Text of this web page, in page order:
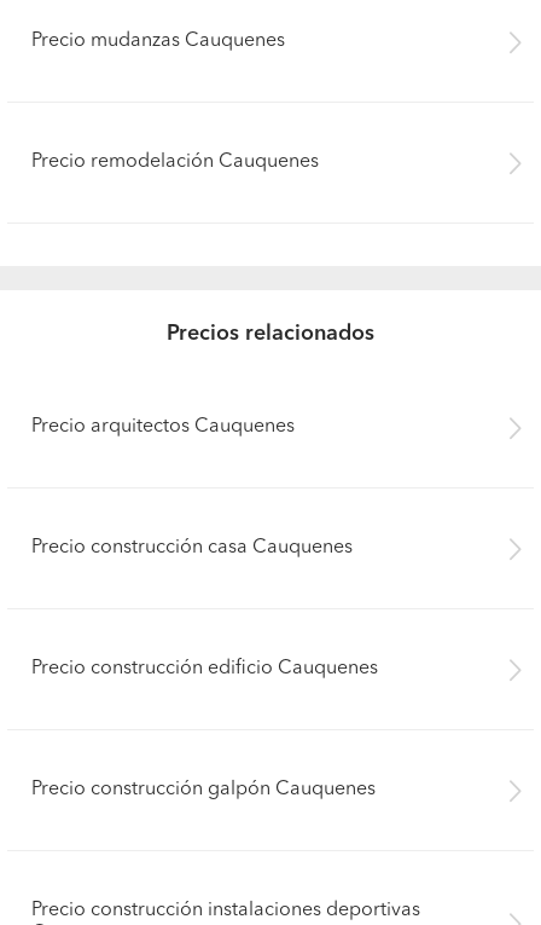
Precio mudanzas Cauquenes
Precio remodelación Cauquenes
Precios relacionados
Precio arquitectos Cauquenes
Precio construcción casa Cauquenes
Precio construcción edificio Cauquenes
Precio construcción galpón Cauquenes
Precio construcción instalaciones deportivas